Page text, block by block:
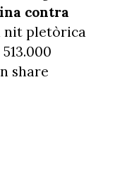
contra
nit pletòrica
share